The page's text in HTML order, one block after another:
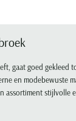
gaat goed gekleed
en modebewuste
assortiment stijlvolle